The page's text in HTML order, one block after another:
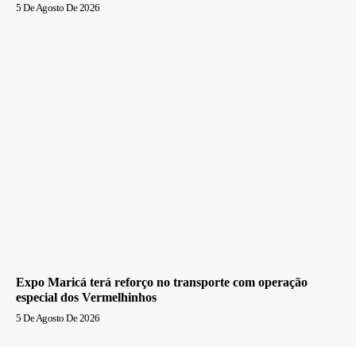
5 De Agosto De 2026
Expo Maricá terá reforço no transporte com operação
especial dos Vermelhinhos
5 De Agosto De 2026